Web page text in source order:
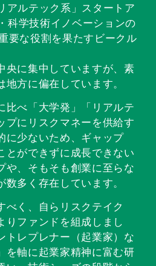
アルテック系」スタートア
科学技術イノベーションの
要な役割を果たすビークル
央に集中していますが、素
方に偏在しています。
比べ「大学発」「リアルテ
プにリスクマネーを供給す
に少ないため、ギャップ
とができずに成長できない
や、そもそも創業に至らな
多く存在しています。
べく、自らリスクテイク
りファンドを組成しまし
トレプレナー（起業家）な
を軸に起業家精神に富む研